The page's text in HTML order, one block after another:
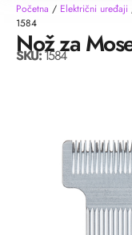
Početna / Električni uređaji
1584
Nož za
SKU:1584